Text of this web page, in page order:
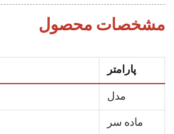
مشخصات محصول
پارامتر
مدل
ماده سر